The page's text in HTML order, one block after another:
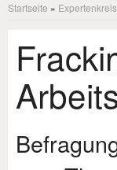
Startseite » Expertenkreis